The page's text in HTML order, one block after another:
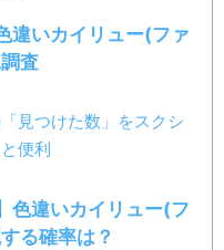
違いカイリュー(ファ
査
見つけた数」をスクシ
便利
色違いカイリュー(フ
る確率は？